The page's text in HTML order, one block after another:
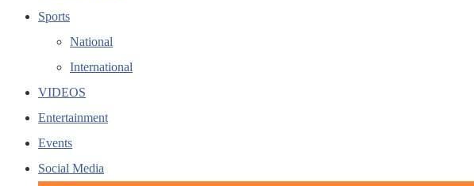
Sports
National
International
VIDEOS
Entertainment
Events
Social Media